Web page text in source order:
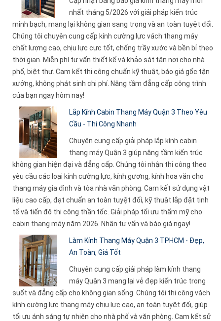
nhất tháng 5/2026 với giải pháp kiến trúc
minh bạch, mang lại không gian sang trọng và an toàn tuyệt đối.
Chúng tôi chuyên cung cấp kính cường lực vách thang máy
chất lượng cao, chịu lực cực tốt, chống trầy xước và bền bỉ theo
thời gian. Miễn phí tư vấn thiết kế và khảo sát tận nơi cho nhà
phố, biệt thự. Cam kết thi công chuẩn kỹ thuật, báo giá gốc tận
xưởng, không phát sinh chi phí. Nâng tầm đẳng cấp công trình
của bạn ngay hôm nay!
Lắp Kính Cabin Thang Máy Quận 3 Theo Yêu
Cầu - Thi Công Nhanh
Chuyên cung cấp giải pháp lắp kính cabin
thang máy Quận 3 giúp nâng tầm kiến trúc
không gian hiện đại và đẳng cấp. Chúng tôi nhận thi công theo
yêu cầu các loại kính cường lực, kính gương, kính hoa văn cho
thang máy gia đình và tòa nhà văn phòng. Cam kết sử dụng vật
liệu cao cấp, đạt chuẩn an toàn tuyệt đối, kỹ thuật lắp đặt tinh
tế và tiến độ thi công thần tốc. Giải pháp tối ưu thẩm mỹ cho
cabin thang máy năm 2026. Nhận tư vấn và báo giá ngay!
Làm Kính Thang Máy Quận 3 TPHCM - Đẹp,
An Toàn, Giá Tốt
Chuyên cung cấp giải pháp làm kính thang
máy Quận 3 mang lại vẻ đẹp kiến trúc trong
suốt và đẳng cấp cho không gian sống. Chúng tôi thi công vách
kính cường lực thang máy chịu lực cao, an toàn tuyệt đối, giúp
tối ưu ánh sáng tự nhiên cho nhà phố và văn phòng. Cam kết sử